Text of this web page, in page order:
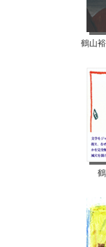
鶴山